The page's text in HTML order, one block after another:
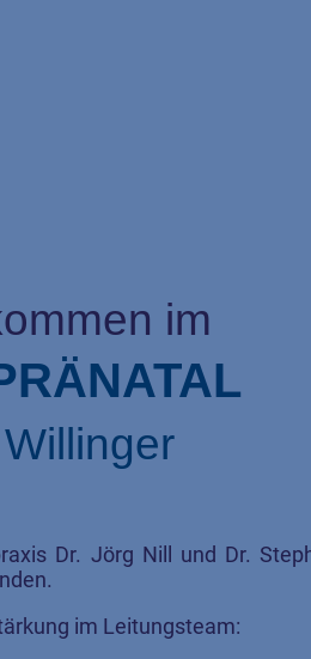
im
Dr. Jörg Nill und Dr.
im Leitungsteam: